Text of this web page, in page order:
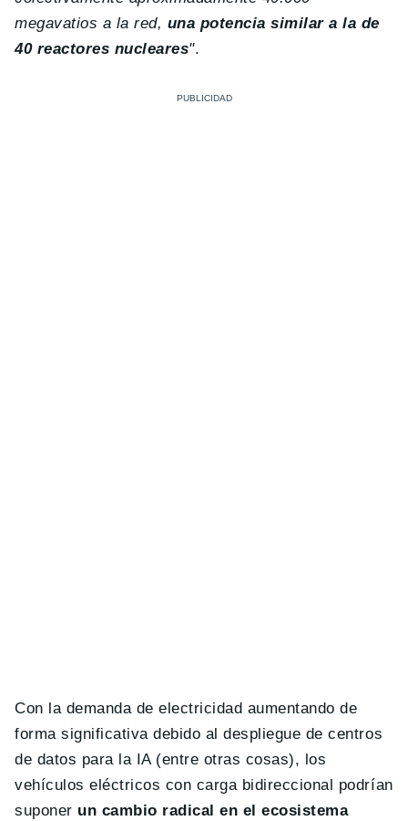
megavatios a la red, una potencia similar a la de
40 reactores nucleares".
Con la demanda de electricidad aumentando de
forma significativa debido al despliegue de centros
de datos para la IA (entre otras cosas), los
vehículos eléctricos con carga bidireccional podrían
suponer un cambio radical en el ecosistema